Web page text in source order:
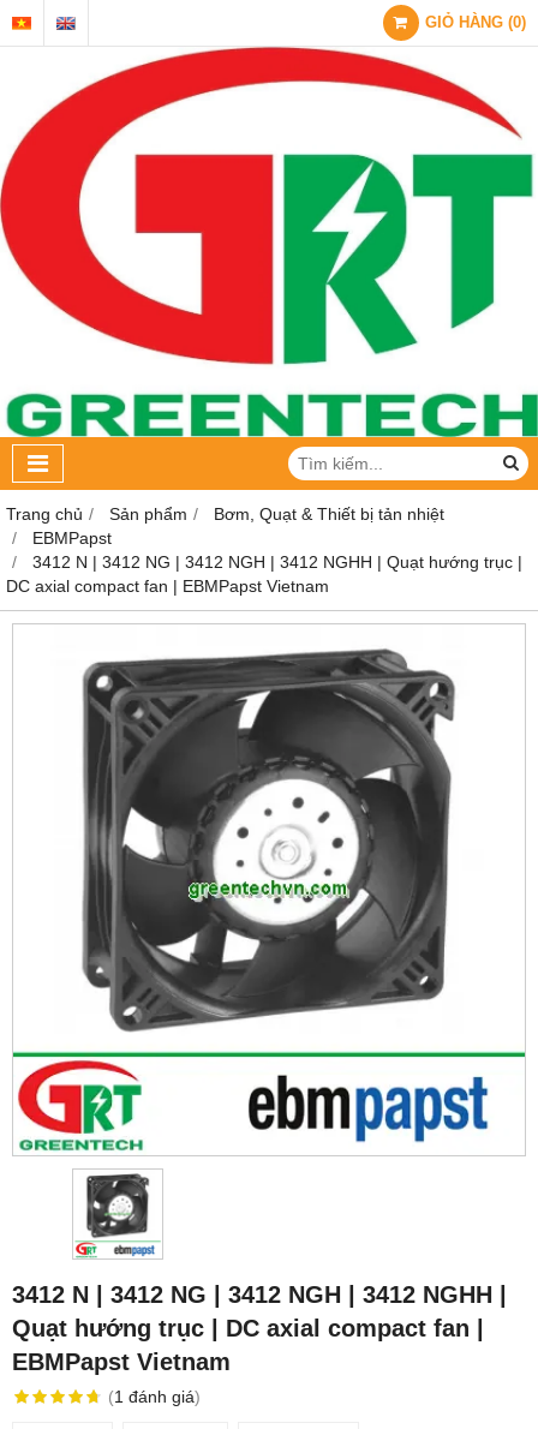
GIỎ HÀNG (0)
Trang chủ Sản phẩm
Bơm, Quạt & Thiết bị tản nhiệt
EBMPapst
3412 N | 3412 NG | 3412 NGH | 3412 NGHH | Quạt hướng trục |
DC axial compact fan | EBMPapst Vietnam
3412 N | 3412 NG | 3412 NGH | 3412 NGHH |
Quạt hướng trục | DC axial compact fan |
EBMPapst Vietnam
(1 đánh giá)